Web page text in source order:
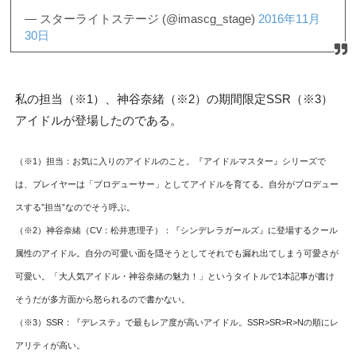
— スターライトステージ (@imascg_stage) 2016年11月
30日
私の担当（※1）、神谷奈緒（※2）の期間限定SSR（※3）
アイドルが登場したのである。
（※1）担当：お気に入りのアイドルのこと。『アイドルマスター』シリーズで
は、プレイヤーは「プロデューサー」としてアイドルを育てる。自分がプロデュー
スする”担当”なのでそう呼ぶ。
（※2）神谷奈緒（CV：松井恵理子）：『シンデレラガールズ』に登場するクール
属性のアイドル。自分の可愛い面を隠そうとしてそれでも漏れ出てしまう可愛さが
可愛い。「大人気アイドル・神谷奈緒の魅力！」というタイトルで1本記事が書け
そうだが多方面から怒られるので書かない。
（※3）SSR：『デレステ』で最もレア度が高いアイドル。SSR>SR>R>Nの順にレ
アリティが高い。